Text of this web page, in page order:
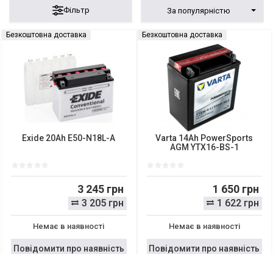
Фільтр За популярністю
Безкоштовна доставка
Exide 20Ah E50-N18L-A
3 245 грн
3 205 грн
Немає в наявності
Повідомити про наявність
Безкоштовна доставка
Varta 14Ah PowerSports
AGM YTX16-BS-1
1 650 грн
1 622 грн
Немає в наявності
Повідомити про наявність